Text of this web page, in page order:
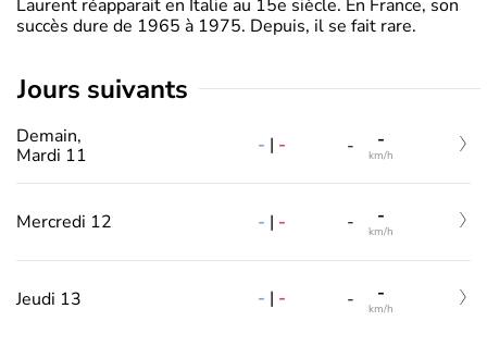
Laurent réapparait en Italie au 15e siècle. En France, son
succès dure de 1965 à 1975. Depuis, il se fait rare.
jours suivants
Demain,
Mardi 11
- | - - -
km/h
Mercredi 12 - | - - -
km/h
Jeudi 13 - | - - -
km/h